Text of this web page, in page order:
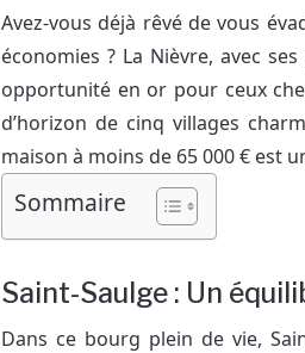
Avez-vous déjà rêvé de vous
économies ? La Nièvre, avec
opportunité en or pour ceux
d’horizon de cinq villages
maison à moins de 65 000 € est
Sommaire
Saint-Saulge : Un
Dans ce bourg plein de vie,